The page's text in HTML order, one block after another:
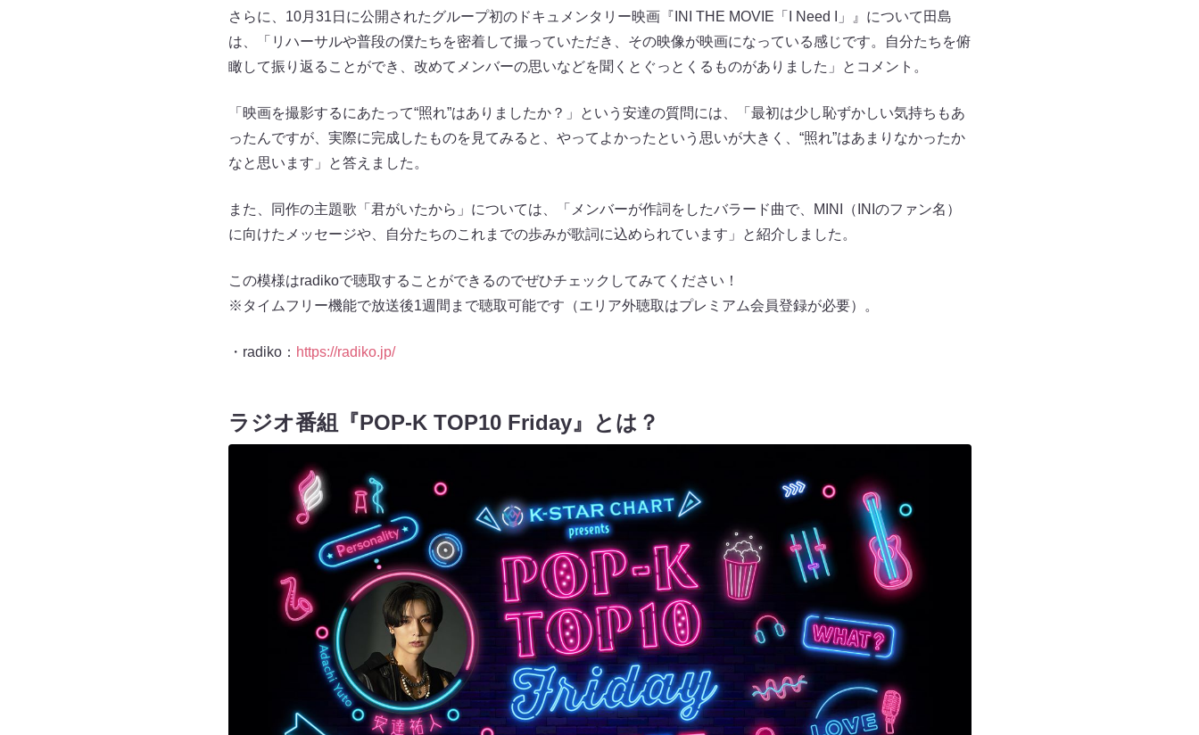
さらに、10月31日に公開されたグループ初のドキュメンタリー映画『INI THE MOVIE「I Need I」』について田島
は、「リハーサルや普段の僕たちを密着して撮っていただき、その映像が映画になっている感じです。自分たちを俯
瞰して振り返ることができ、改めてメンバーの思いなどを聞くとぐっとくるものがありました」とコメント。
「映画を撮影するにあたって“照れ”はありましたか？」という安達の質問には、「最初は少し恥ずかしい気持ちもあ
ったんですが、実際に完成したものを見てみると、やってよかったという思いが大きく、“照れ”はあまりなかったか
なと思います」と答えました。
また、同作の主題歌「君がいたから」については、「メンバーが作詞をしたバラード曲で、MINI（INIのファン名）
に向けたメッセージや、自分たちのこれまでの歩みが歌詞に込められています」と紹介しました。
この模様はradikoで聴取することができるのでぜひチェックしてみてください！
※タイムフリー機能で放送後1週間まで聴取可能です（エリア外聴取はプレミアム会員登録が必要）。
・radiko： https://radiko.jp/
ラジオ番組『POP-K TOP10 Friday』とは？